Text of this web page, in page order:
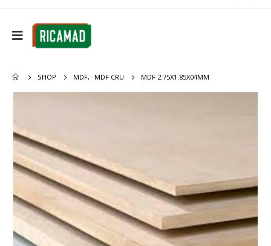
SHOP MDF, MDF CRU MDF 2.75X1.85X04MM